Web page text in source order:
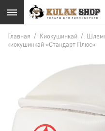
Главная / Киокушинкай /
киокушинкай «Стандарт Плюс»